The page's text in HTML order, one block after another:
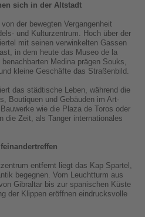
sich in der Altstadt
der bewegten Vergangenheit
und Kulturzentrum. Hoch über der
mit seinen verwinkelten Gassen
in dem heute das Museo de la
Medina prägen Souks,
kleine Geschäfte das Straßenbild.
das städtische Leben, während die
Boutiquen und Gebäuden im Art-
wie die Plaza de Toros oder
die Zeit, als Tanger internationales
entfernt liegt das Kap Spartel,
begegnen. Vom Leuchtturm aus
Gibraltar bis zur spanischen Küste
der Klippen eröffnen eindrucksvolle